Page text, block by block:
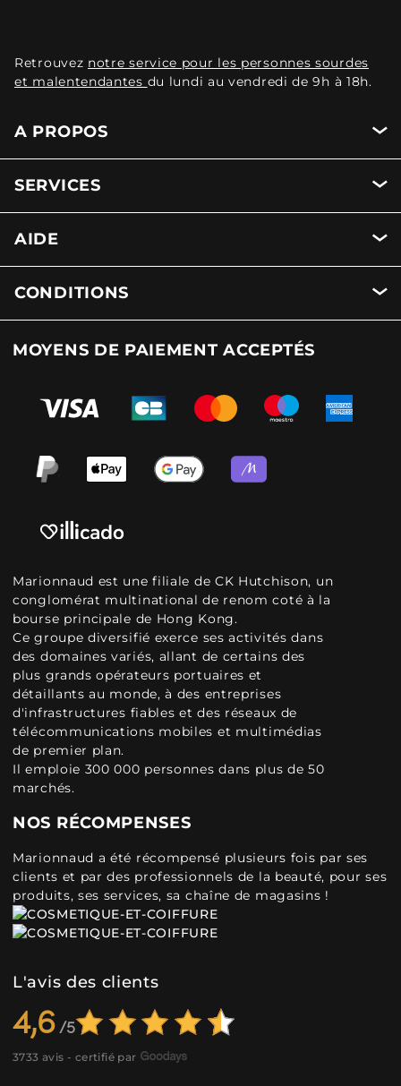
Retrouvez notre service pour les personnes sourdes
et malentendantes du lundi au vendredi de 9h à 18h.
A PROPOS
SERVICES
AIDE
CONDITIONS
MOYENS DE PAIEMENT ACCEPTÉS
Marionnaud est une filiale de CK Hutchison, un
conglomérat multinational de renom coté à la
bourse principale de Hong Kong.
Ce groupe diversifié exerce ses activités dans
des domaines variés, allant de certains des
plus grands opérateurs portuaires et
détaillants au monde, à des entreprises
d'infrastructures fiables et des réseaux de
télécommunications mobiles et multimédias
de premier plan.
Il emploie 300 000 personnes dans plus de 50
marchés.
NOS RÉCOMPENSES
Marionnaud a été récompensé plusieurs fois par ses
clients et par des professionnels de la beauté, pour ses
produits, ses services, sa chaîne de magasins !
L'avis des clients
4,6
3733 avis - certifié par